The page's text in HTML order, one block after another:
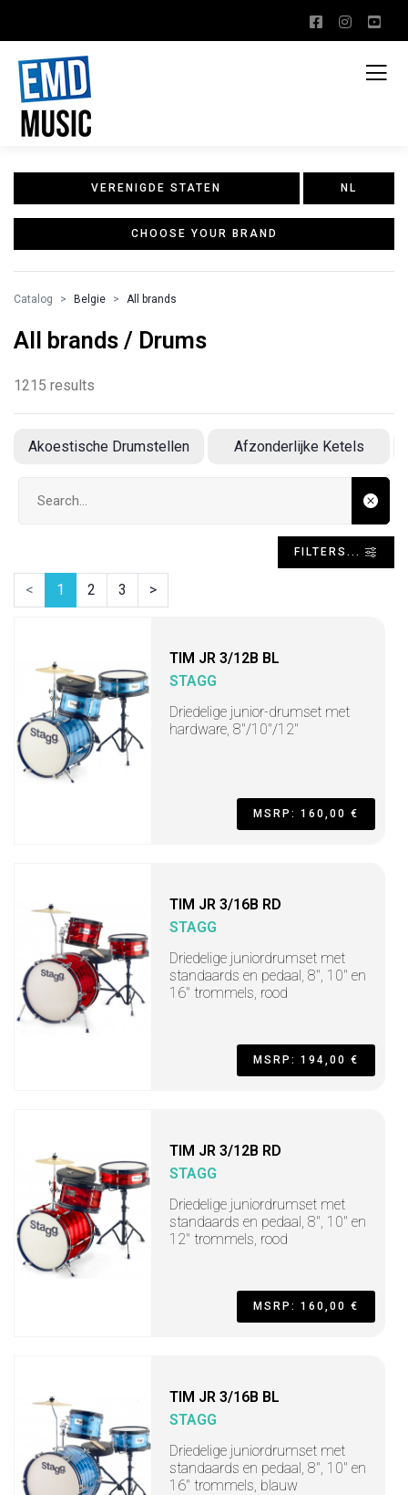
VERENIGDE STATEN NL
CHOOSE YOUR BRAND
Catalog Belgie All brands
All brands / Drums
1215 results
Akoestische Drumstellen Afzonderlijke Ketels
FILTERS...
< 1 2 3 >
TIM JR 3/12B BL
STAGG
Driedelige junior-drumset met
hardware, 8"/10"/12"
MSRP: 160,00 €
TIM JR 3/16B RD
STAGG
Driedelige juniordrumset met
standaards en pedaal, 8", 10" en
16" trommels, rood
MSRP: 194,00 €
TIM JR 3/12B RD
STAGG
Driedelige juniordrumset met
standaards en pedaal, 8", 10" en
12" trommels, rood
MSRP: 160,00 €
TIM JR 3/16B BL
STAGG
Driedelige juniordrumset met
standaards en pedaal, 8", 10" en
16" trommels, blauw